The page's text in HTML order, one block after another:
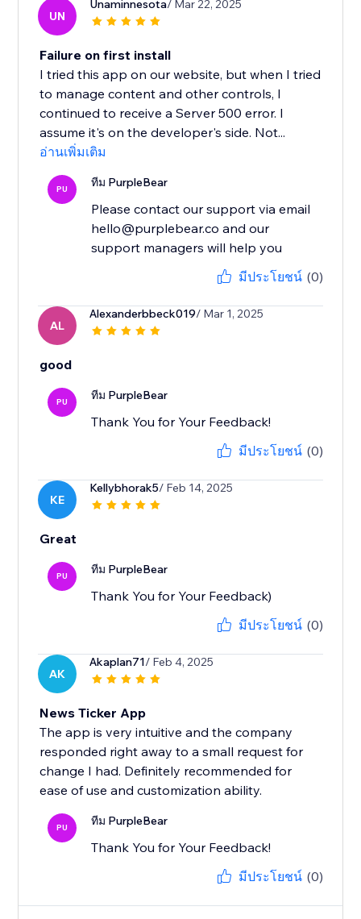
UN
Unaminnesota/ Mar 22, 2025
Failure on first install
I tried this app on our website, but when I tried
to manage content and other controls, I
continued to receive a Server 500 error. I
assume it's on the developer's side. Not...
อ่านเพิ่มเติม
PU ทีม PurpleBear
Please contact our support via email
hello@purplebear.co and our
support managers will help you
มีประโยชน์ (0)
AL
Alexanderbbeck019/ Mar 1, 2025
good
PU ทีม PurpleBear
Thank You for Your Feedback!
มีประโยชน์ (0)
KE
Kellybhorak5/ Feb 14, 2025
Great
PU ทีม PurpleBear
Thank You for Your Feedback)
มีประโยชน์ (0)
AK
Akaplan71/ Feb 4, 2025
News Ticker App
The app is very intuitive and the company
responded right away to a small request for
change I had. Definitely recommended for
ease of use and customization ability.
PU ทีม PurpleBear
Thank You for Your Feedback!
มีประโยชน์ (0)